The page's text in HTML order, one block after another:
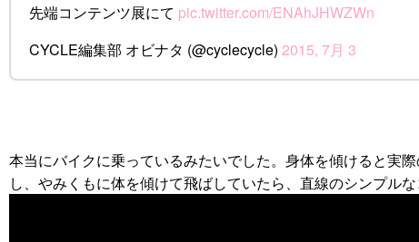
先端コンテンツ展にて pic.twitter.com/ENAhJHWZWn
CYCLE編集部 オビナタ (@cyclecycle) 2015, 7月 3
本当にバイクに乗っているみたいでした。身体を傾けると実
し、やみくもに体を傾けて飛ばしていたら、直線のシンプル